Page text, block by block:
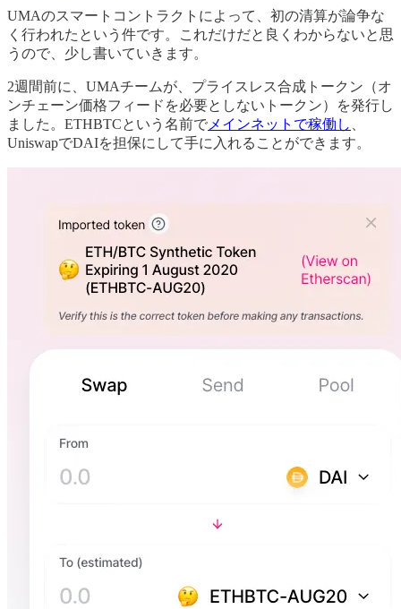
UMAのスマートコントラクトによって、初の清算が論争な
く行われたという件です。これだけだと良くわからないと思
うので、少し書いていきます。
2週間前に、UMAチームが、プライスレス合成トークン（オ
ンチェーン価格フィードを必要としないトークン）を発行し
ました。ETHBTCという名前で メインネットで稼働し
UniswapでDAIを担保にして手に入れることができます。